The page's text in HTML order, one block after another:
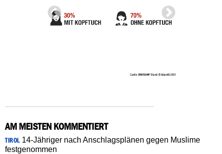
AM MEISTEN KOMMENTIERT
TIROL14-Jähriger nach Anschlagsplänen gegen Muslime
festgenommen